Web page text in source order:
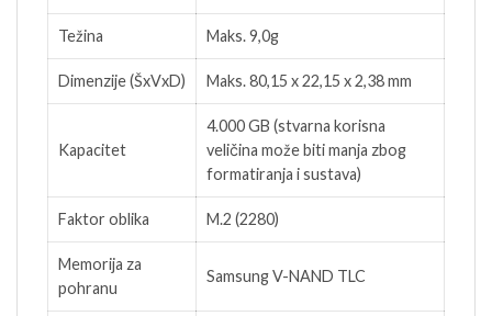
Težina Maks. 9,0g
Dimenzije (ŠxVxD) Maks. 80,15 x 22,15 x 2,38 mm
Kapacitet
4.000 GB (stvarna korisna
veličina može biti manja zbog
formatiranja i sustava)
Faktor oblika M.2 (2280)
Memorija za
pohranu
Samsung V-NAND TLC